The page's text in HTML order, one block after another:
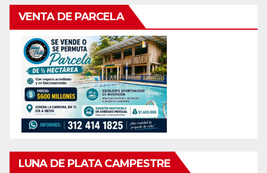
VENTA DE PARCELA
LUNA DE PLATA CAMPESTRE